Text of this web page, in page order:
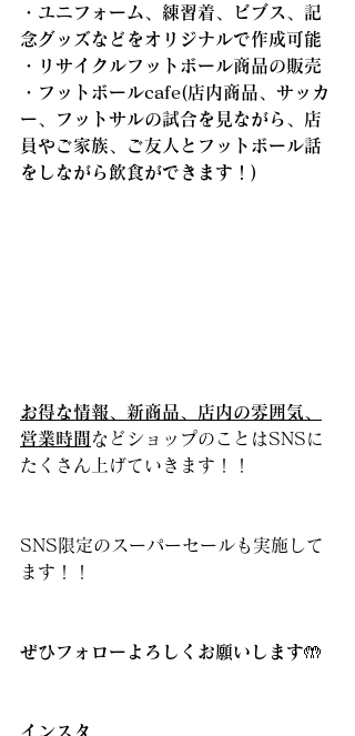
・ユニフォーム、練習着、ビブス、記
念グッズなどをオリジナルで作成可能
・リサイクルフットボール商品の販売
・フットボールcafe(店内商品、サッカ
ー、フットサルの試合を見ながら、店
員やご家族、ご友人とフットボール話
をしながら飲食ができます！)
お得な情報、新商品、店内の雰囲気、
営業時間などショップのことはSNSに
たくさん上げていきます！！
SNS限定のスーパーセールも実施して
ます！！
ぜひフォローよろしくお願いします🤲
インスタ